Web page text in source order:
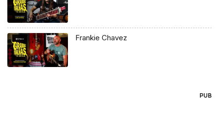
Frankie Chavez
PUB